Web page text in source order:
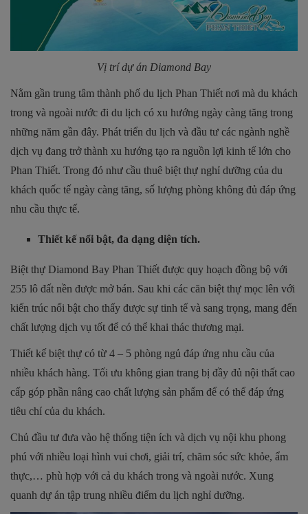
Vị trí dự án Diamond Bay
Nằm gần trung tâm thành phố du lịch Phan Thiết nơi mà du khách
trong và ngoài nước đi du lịch có xu hướng ngày càng tăng trong
những năm gần đây. Phát triển du lịch và đầu tư các ngành nghề
dịch vụ đang trở thành xu hướng tạo ra nguồn lợi kinh tế lớn cho
Phan Thiết. Trong đó như cầu thuê biệt thự nghỉ dưỡng của du
khách quốc tế ngày càng tăng, số lượng phòng không đủ đáp ứng
nhu cầu thực tế.
Thiết kế nổi bật, đa dạng diện tích.
Biệt thự Diamond Bay Phan Thiết được quy hoạch đồng bộ với
255 lô đất nền được mở bán. Sau khi các căn biệt thự mọc lên với
kiến trúc nổi bật cho thấy được sự tinh tế và sang trọng, mang đến
chất lượng dịch vụ tốt để có thể khai thác thương mại.
Thiết kế biệt thự có từ 4 – 5 phòng ngủ đáp ứng nhu cầu của
nhiều khách hàng. Tối ưu không gian trang bị đầy đủ nội thất cao
cấp góp phần nâng cao chất lượng sản phẩm để có thể đáp ứng
tiêu chí của du khách.
Chủ đầu tư đưa vào hệ thống tiện ích và dịch vụ nội khu phong
phú với nhiều loại hình vui chơi, giải trí, chăm sóc sức khỏe, ẩm
thực,… phù hợp với cả du khách trong và ngoài nước. Xung
quanh dự án tập trung nhiều điểm du lịch nghỉ dưỡng.